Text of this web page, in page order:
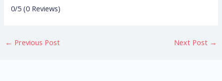
0/5(0 Reviews)
← Previous Post Next Post →